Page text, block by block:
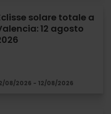
solare totale a
12 agosto
08/2026 - 12/08/2026